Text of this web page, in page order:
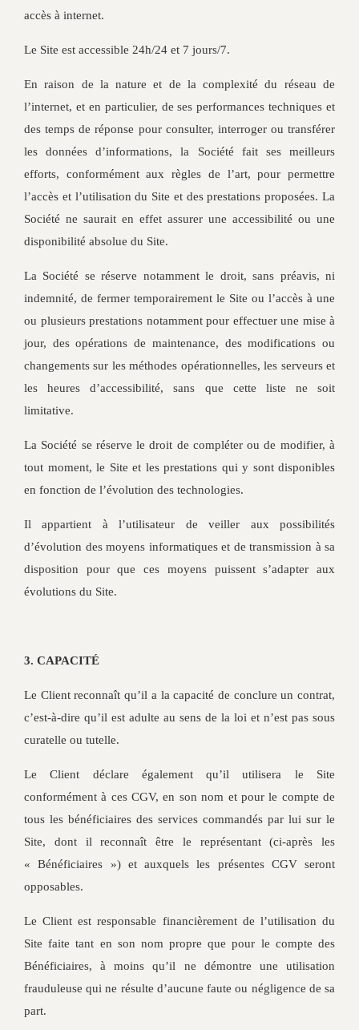
accès à internet.
Le Site est accessible 24h/24 et 7 jours/7.
En raison de la nature et de la complexité du réseau de
l’internet, et en particulier, de ses performances techniques et
des temps de réponse pour consulter, interroger ou transférer
les données d’informations, la Société fait ses meilleurs
efforts, conformément aux règles de l’art, pour permettre
l’accès et l’utilisation du Site et des prestations proposées. La
Société ne saurait en effet assurer une accessibilité ou une
disponibilité absolue du Site.
La Société se réserve notamment le droit, sans préavis, ni
indemnité, de fermer temporairement le Site ou l’accès à une
ou plusieurs prestations notamment pour effectuer une mise à
jour, des opérations de maintenance, des modifications ou
changements sur les méthodes opérationnelles, les serveurs et
les heures d’accessibilité, sans que cette liste ne soit
limitative.
La Société se réserve le droit de compléter ou de modifier, à
tout moment, le Site et les prestations qui y sont disponibles
en fonction de l’évolution des technologies.
Il appartient à l’utilisateur de veiller aux possibilités
d’évolution des moyens informatiques et de transmission à sa
disposition pour que ces moyens puissent s’adapter aux
évolutions du Site.
3. CAPACITÉ
Le Client reconnaît qu’il a la capacité de conclure un contrat,
c’est-à-dire qu’il est adulte au sens de la loi et n’est pas sous
curatelle ou tutelle.
Le Client déclare également qu’il utilisera le Site
conformément à ces CGV, en son nom et pour le compte de
tous les bénéficiaires des services commandés par lui sur le
Site, dont il reconnaît être le représentant (ci-après les
« Bénéficiaires ») et auxquels les présentes CGV seront
opposables.
Le Client est responsable financièrement de l’utilisation du
Site faite tant en son nom propre que pour le compte des
Bénéficiaires, à moins qu’il ne démontre une utilisation
frauduleuse qui ne résulte d’aucune faute ou négligence de sa
part.